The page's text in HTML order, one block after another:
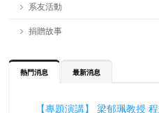
系友活動
捐贈故事
熱門消息 最新消息